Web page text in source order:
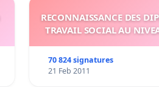
RECONNAISSANCE DES
TRAVAIL SOCIAL AU
70 824 signatures
21 Feb 2011